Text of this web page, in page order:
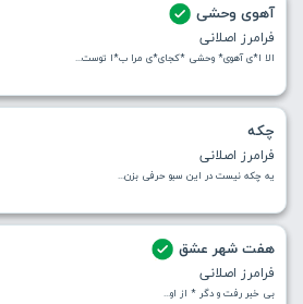
آهوی وحشی
فرامرز اصلانی
الا ا*ی آهوی* وحشی *کجای*ی مرا ب*ا توست...
چکه
فرامرز اصلانی
یه چکه نیست در این سبو حرفی بزن...
هفت شهر عشق
فرامرز اصلانی
بی خبر رفت و دگر * از او...